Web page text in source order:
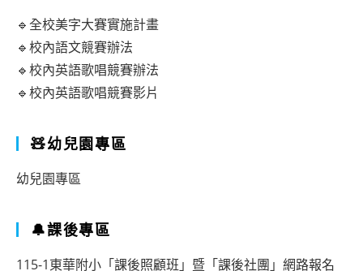
🔹全校美字大賽實施計畫
🔹校內語文競賽辦法
🔹校內英語歌唱競賽辦法
🔹校內英語歌唱競賽影片
🧸幼兒園專區
幼兒園專區
🔔課後專區
115-1東華附小「課後照顧班」暨「課後社團」網路報名